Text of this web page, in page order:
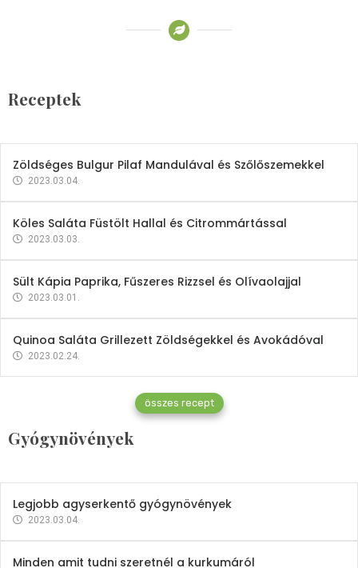
Receptek
2023.03.06.
Zöldséges Bulgur Pilaf Mandulával és Szőlőszemekkel
2023.03.04.
Köles Saláta Füstölt Hallal és Citrommártással
2023.03.03.
Sült Kápia Paprika, Fűszeres Rizzsel és Olívaolajjal
2023.03.01.
Quinoa Saláta Grillezett Zöldségekkel és Avokádóval
2023.02.24.
összes recept
Gyógynövények
Gyógynövények
Mindent a petrezselyemről
2023.12.21.
Legjobb agyserkentő gyógynövények
2023.03.04.
Minden amit tudni szeretnél a kurkumáról